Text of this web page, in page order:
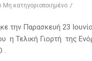
Μη κατηγοριοποιημένο /
την Παρασκευή 23
η Τελική Γιορτή της
.